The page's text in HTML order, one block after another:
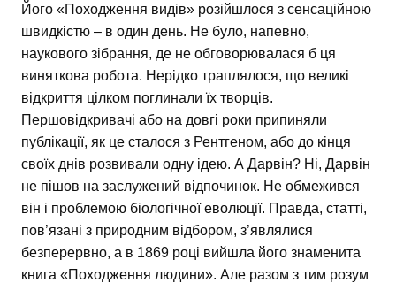
Його «Походження видів» розійшлося з сенсаційною
швидкістю – в один день. Не було, напевно,
наукового зібрання, де не обговорювалася б ця
виняткова робота. Нерідко траплялося, що великі
відкриття цілком поглинали їх творців.
Першовідкривачі або на довгі роки припиняли
публікації, як це сталося з Рентгеном, або до кінця
своїх днів розвивали одну ідею. А Дарвін? Ні, Дарвін
не пішов на заслужений відпочинок. Не обмежився
він і проблемою біологічної еволюції. Правда, статті,
пов’язані з природним відбором, з’являлися
безперервно, а в 1869 році вийшла його знаменита
книга «Походження людини». Але разом з тим розум